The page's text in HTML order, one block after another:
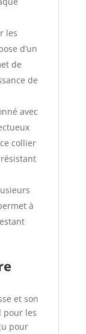
les
d’un
de
de
avec
collier
à
et son
pour les
pour